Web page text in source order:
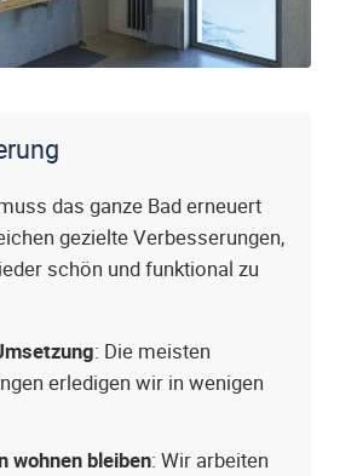
das ganze Bad erneuert
gezielte Verbesserungen,
schön und funktional zu
: Die meisten
erledigen wir in wenigen
wohnen bleiben: Wir arbeiten